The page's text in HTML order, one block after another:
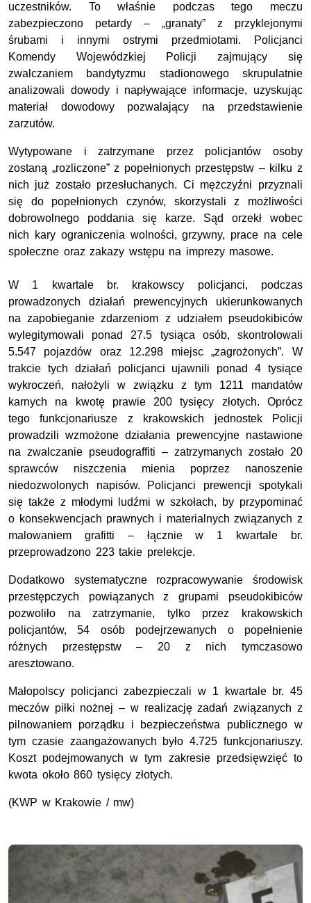
uczestników. To właśnie podczas tego meczu
zabezpieczono petardy – „granaty” z przyklejonymi
śrubami i innymi ostrymi przedmiotami. Policjanci
Komendy Wojewódzkiej Policji zajmujący się
zwalczaniem bandytyzmu stadionowego skrupulatnie
analizowali dowody i napływające informacje, uzyskując
materiał dowodowy pozwalający na przedstawienie
zarzutów.
Wytypowane i zatrzymane przez policjantów osoby
zostaną „rozliczone” z popełnionych przestępstw – kilku z
nich już zostało przesłuchanych. Ci mężczyźni przyznali
się do popełnionych czynów, skorzystali z możliwości
dobrowolnego poddania się karze. Sąd orzekł wobec
nich kary ograniczenia wolności, grzywny, prace na cele
społeczne oraz zakazy wstępu na imprezy masowe.
W 1 kwartale br. krakowscy policjanci, podczas
prowadzonych działań prewencyjnych ukierunkowanych
na zapobieganie zdarzeniom z udziałem pseudokibiców
wylegitymowali ponad 27.5 tysiąca osób, skontrolowali
5.547 pojazdów oraz 12.298 miejsc „zagrożonych”. W
trakcie tych działań policjanci ujawnili ponad 4 tysiące
wykroczeń, nałożyli w związku z tym 1211 mandatów
karnych na kwotę prawie 200 tysięcy złotych. Oprócz
tego funkcjonariusze z krakowskich jednostek Policji
prowadzili wzmożone działania prewencyjne nastawione
na zwalczanie pseudograffiti – zatrzymanych zostało 20
sprawców niszczenia mienia poprzez nanoszenie
niedozwolonych napisów. Policjanci prewencji spotykali
się także z młodymi ludźmi w szkołach, by przypominać
o konsekwencjach prawnych i materialnych związanych z
malowaniem grafitti – łącznie w 1 kwartale br.
przeprowadzono 223 takie prelekcje.
Dodatkowo systematyczne rozpracowywanie środowisk
przestępczych powiązanych z grupami pseudokibiców
pozwoliło na zatrzymanie, tylko przez krakowskich
policjantów, 54 osób podejrzewanych o popełnienie
różnych przestępstw – 20 z nich tymczasowo
aresztowano.
Małopolscy policjanci zabezpieczali w 1 kwartale br. 45
meczów piłki nożnej – w realizację zadań związanych z
pilnowaniem porządku i bezpieczeństwa publicznego w
tym czasie zaangażowanych było 4.725 funkcjonariuszy.
Koszt podejmowanych w tym zakresie przedsięwzięć to
kwota około 860 tysięcy złotych.
(KWP w Krakowie / mw)